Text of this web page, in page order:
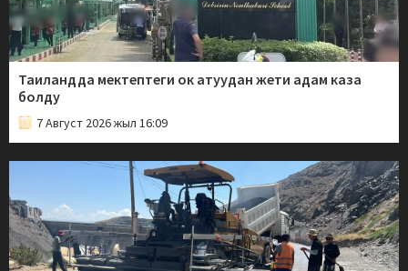
Таиландда мектептеги ок атуудан жети адам каза
болду
7 Август 2026 жыл 16:09